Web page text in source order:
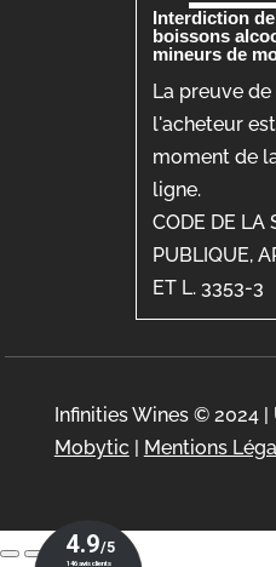
Interdiction
boissons
mineurs de
La preuve
l'acheteur
moment de
ligne.
CODE DE LA
PUBLIQUE,
ET L. 3353-3
Infinities Wines © 2024
Mobytic
Mentions